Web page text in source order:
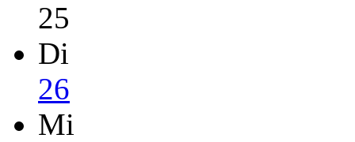
25
Di
26
Mi